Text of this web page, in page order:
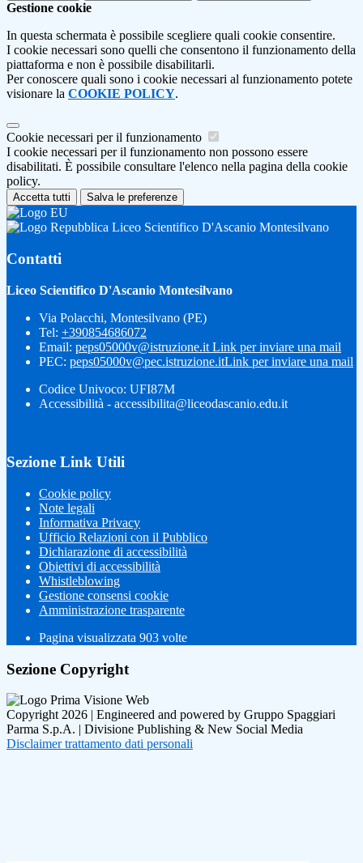
Gestione cookie
In questa schermata è possibile scegliere quali cookie consentire.
I cookie necessari sono quelli che consentono il funzionamento della
piattaforma e non è possibile disabilitarli.
Per conoscere quali sono i cookie necessari al funzionamento potete
visionare la COOKIE POLICY.
Cookie necessari per il funzionamento
I cookie necessari per il funzionamento non possono essere
disabilitati. È possibile consultare l'elenco nella pagina della cookie
policy.
Accetta tutti Salva le preferenze
Liceo Scientifico D'Ascanio Montesilvano
Contatti
Liceo Scientifico D'Ascanio Montesilvano
Via Polacchi, Montesilvano (PE)
Tel: +390854686072
Email: peps05000v@istruzione.it Link per inviare una mail
PEC: peps05000v@pec.istruzione.itLink per inviare una mail
Codice Univoco: UFI87M
Accessibilità - accessibilita@liceodascanio.edu.it
Sezione Link Utili
Cookie policy
Note legali
Informativa Privacy
Ufficio Relazioni con il Pubblico
Dichiarazione di accessibilità
Obiettivi di accessibilità
Whistleblowing
Gestione consensi cookie
Amministrazione trasparente
Pagina visualizzata 903 volte
Sezione Copyright
Copyright 2026 | Engineered and powered by Gruppo Spaggiari
Parma S.p.A. | Divisione Publishing & New Social Media
Disclaimer trattamento dati personali